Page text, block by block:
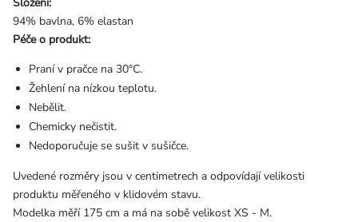
94% bavlna, 6% elastan
Péče o produkt:
Praní v pračce na 30°C.
Žehlení na nízkou teplotu.
Nebělit.
Chemicky nečistit.
Nedoporučuje se sušit v sušičce.
Uvedené rozměry jsou v centimetrech a odpovídají velikosti
produktu měřeného v klidovém stavu.
Modelka měří 175 cm a má na sobě velikost XS - M.